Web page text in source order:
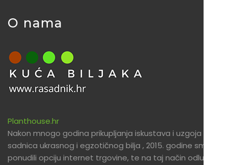
O nama
Planthouse.hr
Nakon mnogo godina prikupljanja iskustava i uzgoja
sadnica ukrasnog i egzotičnog bilja , 2015. godine smo
ponudili opciju internet trgovine, te na taj način odlučili